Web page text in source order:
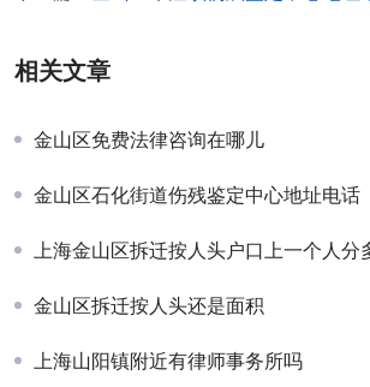
相关文章
金山区免费法律咨询在哪儿
金山区石化街道伤残鉴定中心地址电话
上海金山区拆迁按人头户口上一个人分
金山区拆迁按人头还是面积
上海山阳镇附近有律师事务所吗